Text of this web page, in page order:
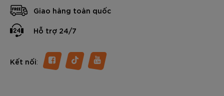
Giao hàng toàn quốc
Hỗ trợ 24/7
Kết nối: